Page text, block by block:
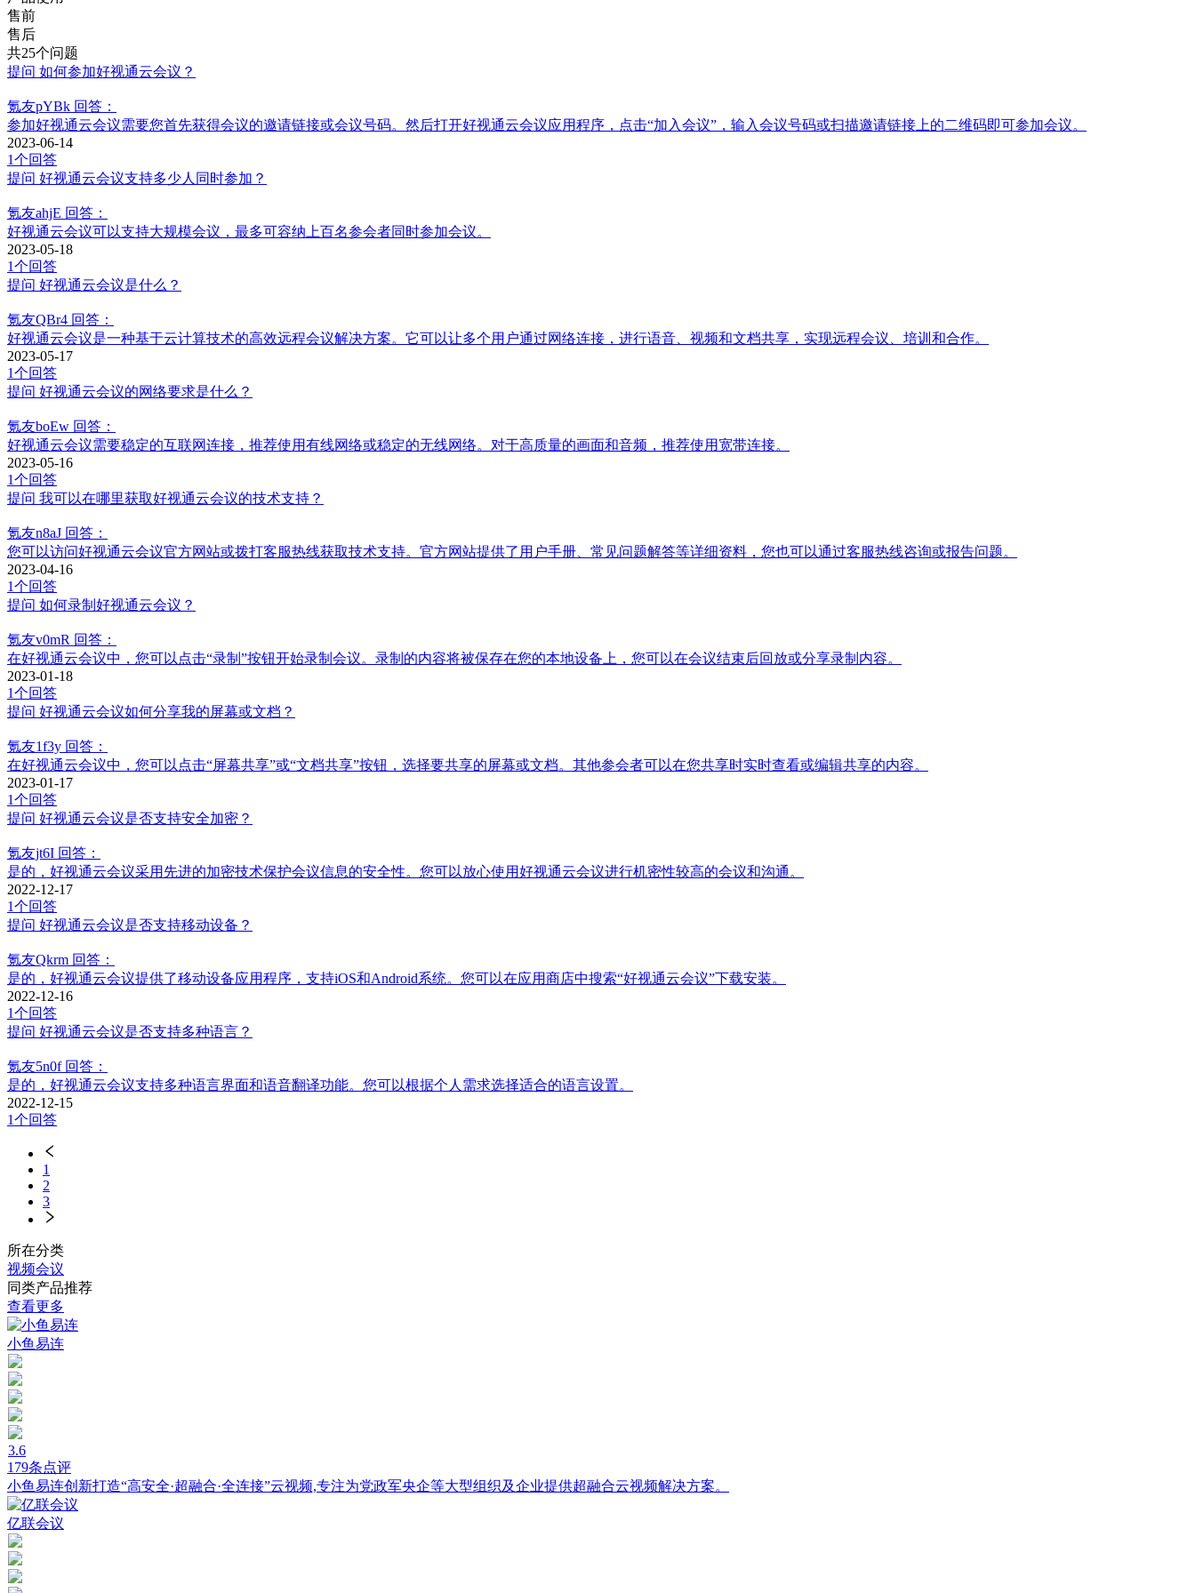
售前
售后
共25个问题
提问 如何参加好视通云会议？
氪友pYBk 回答：
参加好视通云会议需要您首先获得会议的邀请链接或会议号码。然后打开好视通云会议应用程序，点击“加入会议”，输入会议号码或扫描邀请链接上的二维码即可参加会议。
2023-06-14
1个回答
提问 好视通云会议支持多少人同时参加？
氪友ahjE 回答：
好视通云会议可以支持大规模会议，最多可容纳上百名参会者同时参加会议。
2023-05-18
1个回答
提问 好视通云会议是什么？
氪友QBr4 回答：
好视通云会议是一种基于云计算技术的高效远程会议解决方案。它可以让多个用户通过网络连接，进行语音、视频和文档共享，实现远程会议、培训和合作。
2023-05-17
1个回答
提问 好视通云会议的网络要求是什么？
氪友boEw 回答：
好视通云会议需要稳定的互联网连接，推荐使用有线网络或稳定的无线网络。对于高质量的画面和音频，推荐使用宽带连接。
2023-05-16
1个回答
提问 我可以在哪里获取好视通云会议的技术支持？
氪友n8aJ 回答：
您可以访问好视通云会议官方网站或拨打客服热线获取技术支持。官方网站提供了用户手册、常见问题解答等详细资料，您也可以通过客服热线咨询或报告问题。
2023-04-16
1个回答
提问 如何录制好视通云会议？
氪友v0mR 回答：
在好视通云会议中，您可以点击“录制”按钮开始录制会议。录制的内容将被保存在您的本地设备上，您可以在会议结束后回放或分享录制内容。
2023-01-18
1个回答
提问 好视通云会议如何分享我的屏幕或文档？
氪友1f3y 回答：
在好视通云会议中，您可以点击“屏幕共享”或“文档共享”按钮，选择要共享的屏幕或文档。其他参会者可以在您共享时实时查看或编辑共享的内容。
2023-01-17
1个回答
提问 好视通云会议是否支持安全加密？
氪友jt6I 回答：
是的，好视通云会议采用先进的加密技术保护会议信息的安全性。您可以放心使用好视通云会议进行机密性较高的会议和沟通。
2022-12-17
1个回答
提问 好视通云会议是否支持移动设备？
氪友Qkrm 回答：
是的，好视通云会议提供了移动设备应用程序，支持iOS和Android系统。您可以在应用商店中搜索“好视通云会议”下载安装。
2022-12-16
1个回答
提问 好视通云会议是否支持多种语言？
氪友5n0f 回答：
是的，好视通云会议支持多种语言界面和语音翻译功能。您可以根据个人需求选择适合的语言设置。
2022-12-15
1个回答
1
2
3
所在分类
视频会议
同类产品推荐
查看更多
小鱼易连
3.6
179条点评
小鱼易连创新打造“高安全·超融合·全连接”云视频,专注为党政军央企等大型组织及企业提供超融合云视频解决方案。
亿联会议